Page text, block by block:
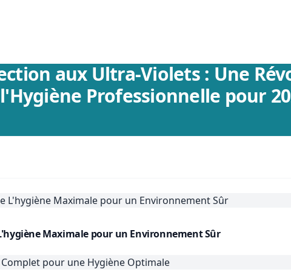
aux Ultra-Violets : Une
l'Hygiène Professionnelle pour
Maximale pour un Environnement Sûr